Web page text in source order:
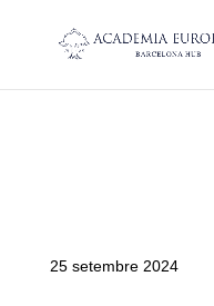
25 setembre 2024